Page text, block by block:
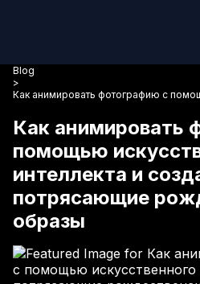
Blog
>
Как анимировать фотографию с
Как анимировать
помощью
интеллекта и
потрясающие
образы